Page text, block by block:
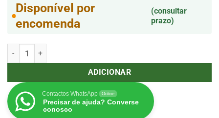
Disponível por
encomenda
(consultar
prazo)
Quantidade de Fish Force 5 L
ADICIONAR
Contactos WhatsApp Online
Precisar de ajuda? Converse
conosco